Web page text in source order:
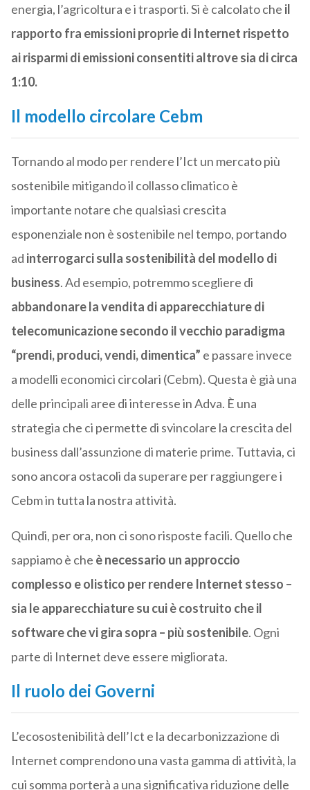
energia, l’agricoltura e i trasporti. Si è calcolato che il
rapporto fra emissioni proprie di Internet rispetto
ai risparmi di emissioni consentiti altrove sia di circa
1:10.
Il modello circolare Cebm
Tornando al modo per rendere l’Ict un mercato più
sostenibile mitigando il collasso climatico è
importante notare che qualsiasi crescita
esponenziale non è sostenibile nel tempo, portando
ad interrogarci sulla sostenibilità del modello di
business. Ad esempio, potremmo scegliere di
abbandonare la vendita di apparecchiature di
telecomunicazione secondo il vecchio paradigma
“prendi, produci, vendi, dimentica” e passare invece
a modelli economici circolari (Cebm). Questa è già una
delle principali aree di interesse in Adva. È una
strategia che ci permette di svincolare la crescita del
business dall’assunzione di materie prime. Tuttavia, ci
sono ancora ostacoli da superare per raggiungere i
Cebm in tutta la nostra attività.
Quindi, per ora, non ci sono risposte facili. Quello che
sappiamo è che è necessario un approccio
complesso e olistico per rendere Internet stesso –
sia le apparecchiature su cui è costruito che il
software che vi gira sopra – più sostenibile. Ogni
parte di Internet deve essere migliorata.
Il ruolo dei Governi
L’ecosostenibilità dell’Ict e la decarbonizzazione di
Internet comprendono una vasta gamma di attività, la
cui somma porterà a una significativa riduzione delle